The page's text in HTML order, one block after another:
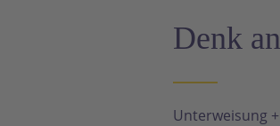
Denk
Unterweisung